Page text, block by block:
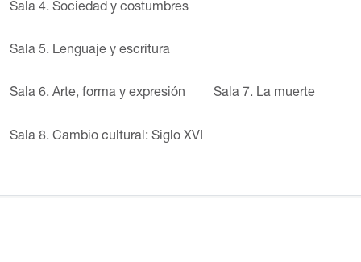
Sala 4. Sociedad y costumbres
Sala 5. Lenguaje y escritura
Sala 6. Arte, forma y expresión Sala 7. La muerte
Sala 8. Cambio cultural: Siglo XVI